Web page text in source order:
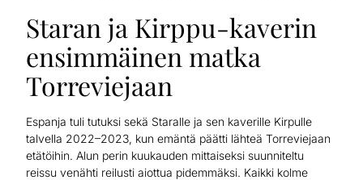
Staran ja Kirppu-kaverin
ensimmäinen matka
Torreviejaan
Espanja tuli tutuksi sekä Staralle ja sen kaverille Kirpulle
talvella 2022–2023, kun emäntä päätti lähteä Torreviejaan
etätöihin. Alun perin kuukauden mittaiseksi suunniteltu
reissu venähti reilusti aiottua pidemmäksi. Kaikki kolme